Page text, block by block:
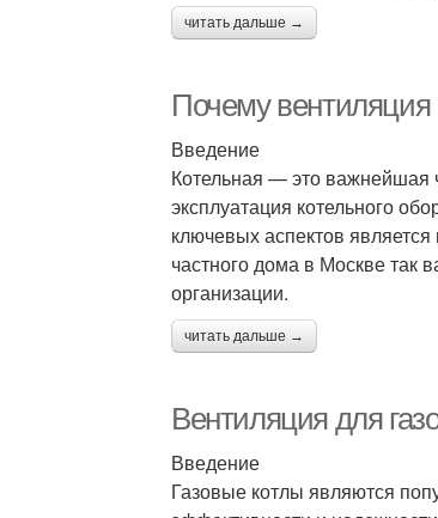
читать дальше →
Почему вентиляция
Введение
Котельная — это важнейшая
эксплуатация котельного
ключевых аспектов
частного дома в Москве так
организации.
читать дальше →
Вентиляция для
Введение
Газовые котлы являются